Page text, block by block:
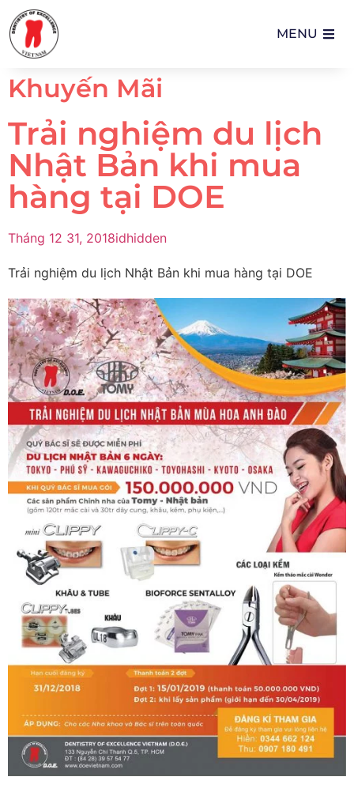
MENU
Khuyến Mãi
Trải nghiệm du lịch
Nhật Bản khi mua
hàng tại DOE
Tháng 12 31, 2018idhidden
Trải nghiệm du lịch Nhật Bản khi mua hàng tại DOE